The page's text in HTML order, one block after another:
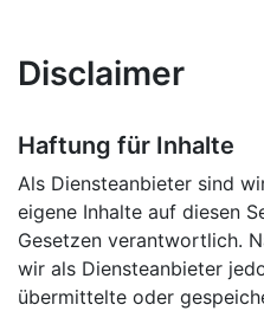
Disclaimer
Haftung für Inhalte
Als Diensteanbieter sind
eigene Inhalte auf diesen
Gesetzen verantwortlich.
wir als Diensteanbieter
übermittelte oder